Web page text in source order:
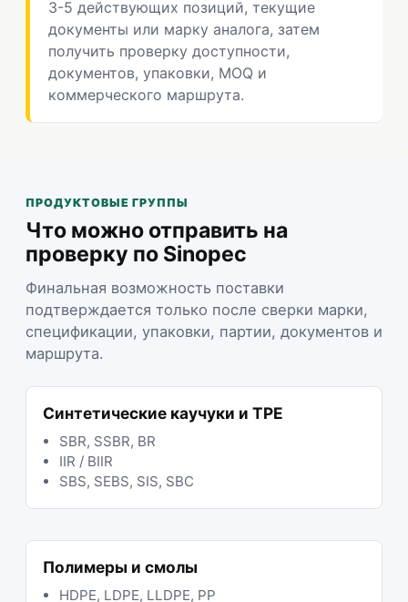
3-5 действующих позиций, текущие
документы или марку аналога, затем
получить проверку доступности,
документов, упаковки, MOQ и
коммерческого маршрута.
ПРОДУКТОВЫЕ ГРУППЫ
Что можно отправить на
проверку по Sinopec
Финальная возможность поставки
подтверждается только после сверки марки,
спецификации, упаковки, партии, документов и
маршрута.
Синтетические каучуки и TPE
SBR, SSBR, BR
IIR / BIIR
SBS, SEBS, SIS, SBC
Полимеры и смолы
HDPE, LDPE, LLDPE, PP